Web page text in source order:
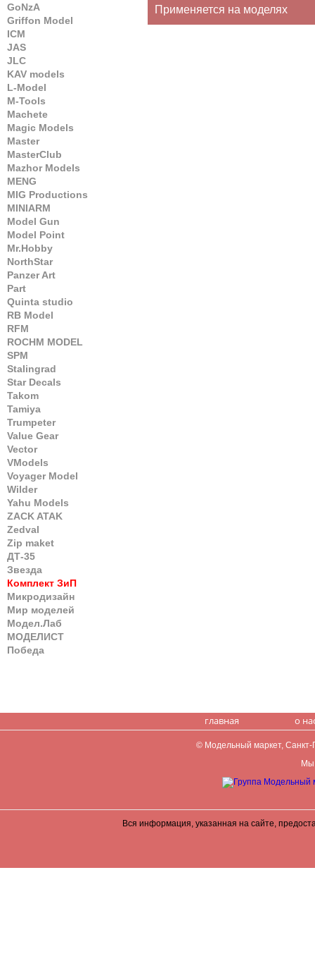
GoNzA
Griffon Model
ICM
JAS
JLC
KAV models
L-Model
M-Tools
Machete
Magic Models
Master
MasterClub
Mazhor Models
MENG
MIG Productions
MINIARM
Model Gun
Model Point
Mr.Hobby
NorthStar
Panzer Art
Part
Quinta studio
RB Model
RFM
ROCHM MODEL
SPM
Stalingrad
Star Decals
Takom
Tamiya
Trumpeter
Value Gear
Vector
VModels
Voyager Model
Wilder
Yahu Models
ZACK ATAK
Zedval
Zip maket
ДТ-35
Звезда
Комплект ЗиП
Микродизайн
Мир моделей
Модел.Лаб
МОДЕЛИСТ
Победа
Применяется на моделях
главная о
© Модельный маркет, Санкт-
Мы
Вся информация, указанная на сайте,